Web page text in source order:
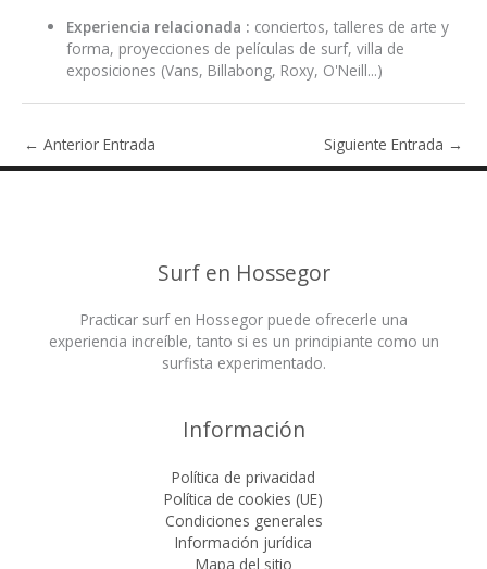
Experiencia relacionada : conciertos, talleres de arte y
forma, proyecciones de películas de surf, villa de
exposiciones (Vans, Billabong, Roxy, O'Neill...)
← Anterior Entrada Siguiente Entrada →
Surf en Hossegor
Practicar surf en Hossegor puede ofrecerle una
experiencia increíble, tanto si es un principiante como un
surfista experimentado.
Información
Política de privacidad
Política de cookies (UE)
Condiciones generales
Información jurídica
Mapa del sitio